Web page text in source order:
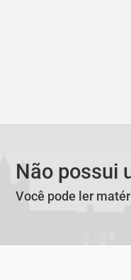
Não possui
Você pode ler